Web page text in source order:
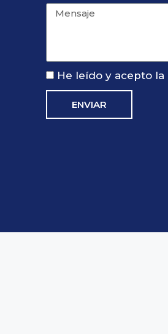
He leído y acepto la
ENVIAR